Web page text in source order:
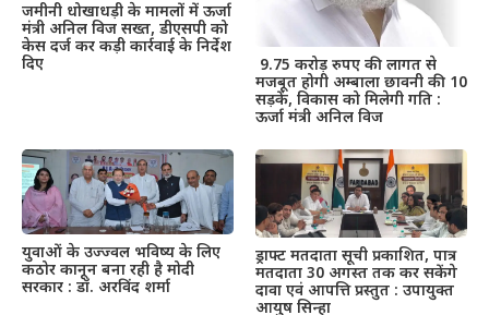
जमीनी धोखाधड़ी के मामलों में ऊर्जा
मंत्री अनिल विज सख्त, डीएसपी को
केस दर्ज कर कड़ी कार्रवाई के निर्देश
दिए
9.75 करोड़ रुपए की लागत से
मजबूत होगी अम्बाला छावनी की 10
सड़कें, विकास को मिलेगी गति :
ऊर्जा मंत्री अनिल विज
युवाओं के उज्ज्वल भविष्य के लिए
कठोर कानून बना रही है मोदी
सरकार : डॉ. अरविंद शर्मा
ड्राफ्ट मतदाता सूची प्रकाशित, पात्र
मतदाता 30 अगस्त तक कर सकेंगे
दावा एवं आपत्ति प्रस्तुत : उपायुक्त
आयुष सिन्हा